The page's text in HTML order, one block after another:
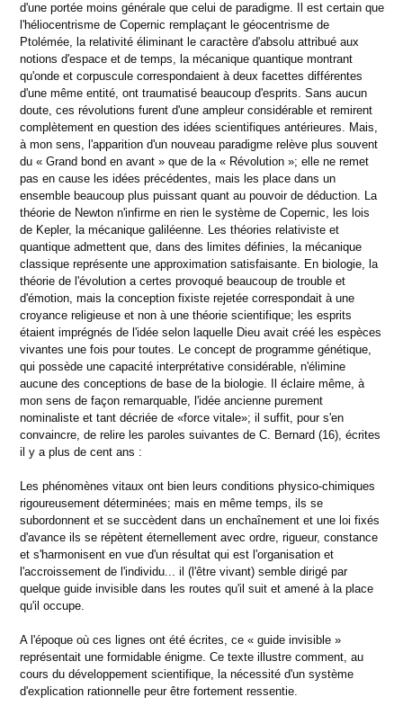
d'une portée moins générale que celui de paradigme. Il est certain que
l'héliocentrisme de Copernic remplaçant le géocentrisme de
Ptolémée, la relativité éliminant le caractère d'absolu attribué aux
notions d'espace et de temps, la mécanique quantique montrant
qu'onde et corpuscule correspondaient à deux facettes différentes
d'une même entité, ont traumatisé beaucoup d'esprits. Sans aucun
doute, ces révolutions furent d'une ampleur considérable et remirent
complètement en question des idées scientifiques antérieures. Mais,
à mon sens, l'apparition d'un nouveau paradigme relève plus souvent
du « Grand bond en avant » que de la « Révolution »; elle ne remet
pas en cause les idées précédentes, mais les place dans un
ensemble beaucoup plus puissant quant au pouvoir de déduction. La
théorie de Newton n'infirme en rien le système de Copernic, les lois
de Kepler, la mécanique galiléenne. Les théories relativiste et
quantique admettent que, dans des limites définies, la mécanique
classique représente une approximation satisfaisante. En biologie, la
théorie de l'évolution a certes provoqué beaucoup de trouble et
d'émotion, mais la conception fixiste rejetée correspondait à une
croyance religieuse et non à une théorie scientifique; les esprits
étaient imprégnés de l'idée selon laquelle Dieu avait créé les espèces
vivantes une fois pour toutes. Le concept de programme génétique,
qui possède une capacité interprétative considérable, n'élimine
aucune des conceptions de base de la biologie. Il éclaire même, à
mon sens de façon remarquable, l'idée ancienne purement
nominaliste et tant décriée de «force vitale»; il suffit, pour s'en
convaincre, de relire les paroles suivantes de C. Bernard (16), écrites
il y a plus de cent ans :
Les phénomènes vitaux ont bien leurs conditions physico-chimiques
rigoureusement déterminées; mais en même temps, ils se
subordonnent et se succèdent dans un enchaînement et une loi fixés
d'avance ils se répètent éternellement avec ordre, rigueur, constance
et s'harmonisent en vue d'un résultat qui est l'organisation et
l'accroissement de l'individu... il (l'être vivant) semble dirigé par
quelque guide invisible dans les routes qu'il suit et amené à la place
qu'il occupe.
A l'époque où ces lignes ont été écrites, ce « guide invisible »
représentait une formidable énigme. Ce texte illustre comment, au
cours du développement scientifique, la nécessité d'un système
d'explication rationnelle peur être fortement ressentie.